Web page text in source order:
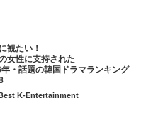
観たい！
女性に支持された
・話題の韓国ドラマランキング
K-Entertainment